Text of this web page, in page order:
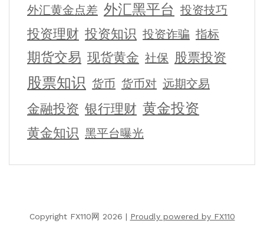
外汇黄金点差 外汇黑平台 投资技巧
投资理财 投资知识 投资诈骗 指标
期货交易 现货黄金 社保 股票投资
股票知识 货币 货币对 远期交易
金融投资 银行理财 黄金投资
黄金知识 黑平台曝光
Copyright FX110网 2026 | Proudly powered by FX110